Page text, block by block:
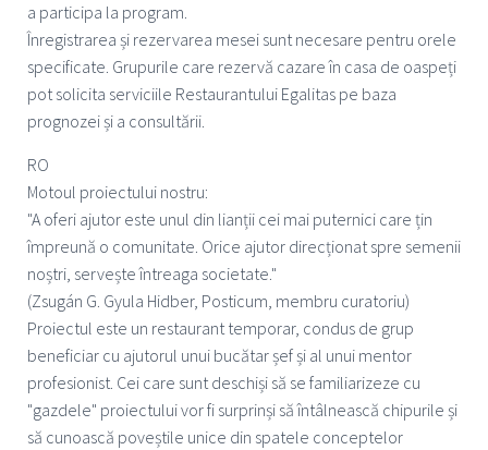
a participa la program.
Înregistrarea și rezervarea mesei sunt necesare pentru orele
specificate. Grupurile care rezervă cazare în casa de oaspeți
pot solicita serviciile Restaurantului Egalitas pe baza
prognozei și a consultării.
RO
Motoul proiectului nostru:
"A oferi ajutor este unul din lianții cei mai puternici care țin
împreună o comunitate. Orice ajutor direcționat spre semenii
noștri, servește întreaga societate."
(Zsugán G. Gyula Hidber, Posticum, membru curatoriu)
Proiectul este un restaurant temporar, condus de grup
beneficiar cu ajutorul unui bucătar șef și al unui mentor
profesionist. Cei care sunt deschiși să se familiarizeze cu
"gazdele" proiectului vor fi surprinși să întâlnească chipurile și
să cunoască poveștile unice din spatele conceptelor